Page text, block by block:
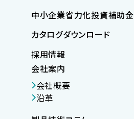
中小企業省力化投資補助金
カタログダウンロード
採用情報
会社案内
会社概要
沿革